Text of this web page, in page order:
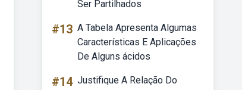
Ser Partilhados
#13 A Tabela Apresenta Algumas
Características E Aplicações
De Alguns ácidos
#14 Justifique A Relação Do